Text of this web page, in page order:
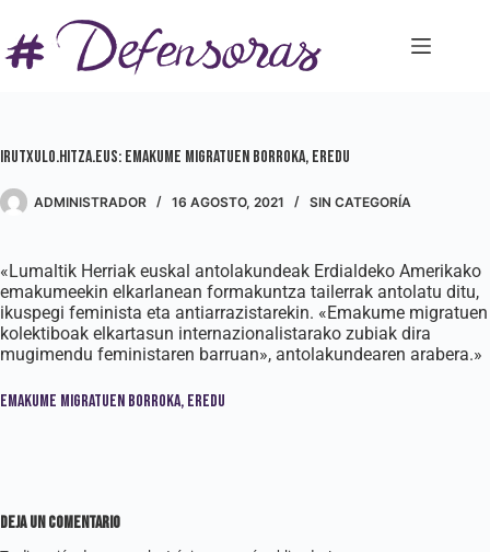
contenido
Irutxulo.hitza.eus: Emakume migratuen borroka, eredu
ADMINISTRADOR 16 AGOSTO, 2021 SIN CATEGORÍA
«Lumaltik Herriak euskal antolakundeak Erdialdeko Amerikako
emakumeekin elkarlanean formakuntza tailerrak antolatu ditu,
ikuspegi feminista eta antiarrazistarekin. «Emakume migratuen
kolektiboak elkartasun internazionalistarako zubiak dira
mugimendu feministaren barruan», antolakundearen arabera.»
Emakume migratuen borroka, eredu
Deja un comentario